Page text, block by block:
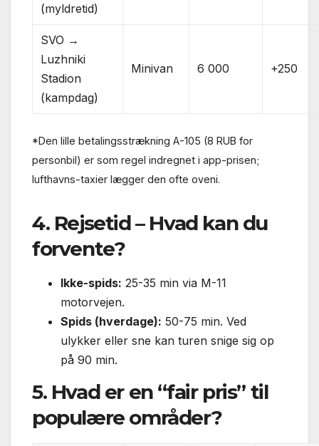
(myldretid)
SVO →
Luzhniki
Stadion
(kampdag)
Minivan 6 000 +250
*Den lille betalingsstrækning A-105 (8 RUB for
personbil) er som regel indregnet i app-prisen;
lufthavns-taxier lægger den ofte oveni.
4. Rejsetid – Hvad kan du
forvente?
Ikke-spids: 25-35 min via M-11
motorvejen.
Spids (hverdage): 50-75 min. Ved
ulykker eller sne kan turen snige sig op
på 90 min.
5. Hvad er en “fair pris” til
populære områder?